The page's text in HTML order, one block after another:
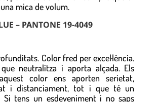
mica de volum.
– PANTONE 19-4049
Color fred per excel·lència.
neutralitza i aporta alçada. Els
color ens aporten serietat,
i distanciament, tot i que té un
tens un esdeveniment i no saps